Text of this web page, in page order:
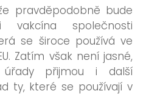
pravděpodobně bude
vakcína společnosti
se široce používá ve
Zatím však není jasné,
úřady přijmou i další
ty, které se používají v